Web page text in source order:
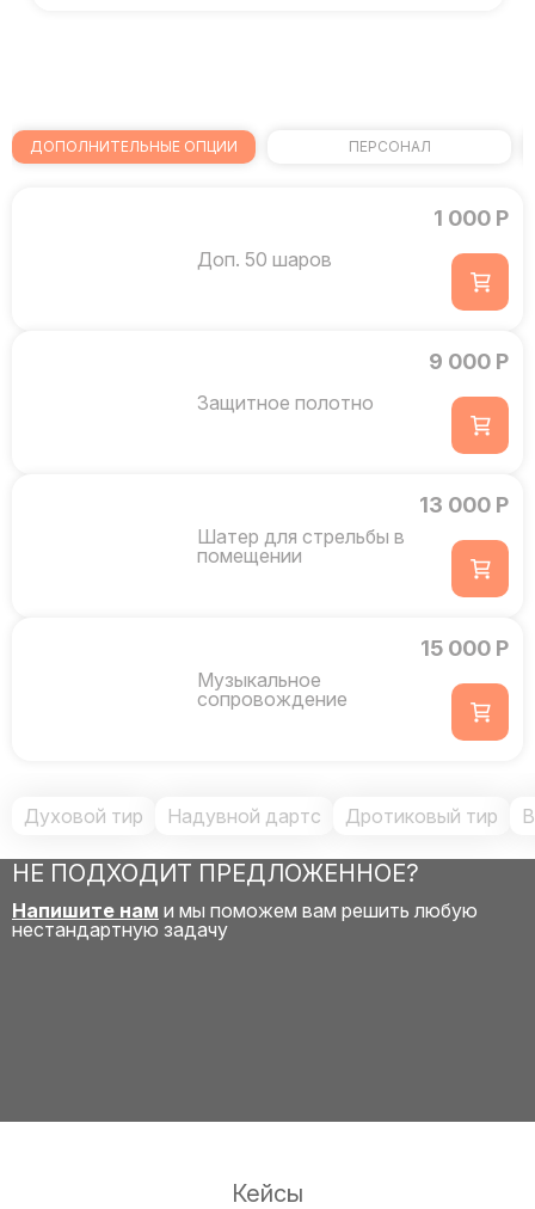
ДОПОЛНИТЕЛЬНЫЕ ОПЦИИ ПЕРСОНАЛ
Доп. 50 шаров
1 000 Р
Защитное полотно
9 000 Р
Шатер для стрельбы в
помещении
13 000 Р
Музыкальное
сопровождение
15 000 Р
Духовой тир Надувной дартс Дротиковый тир
НЕ ПОДХОДИТ ПРЕДЛОЖЕННОЕ?
Напишите нам и мы поможем вам решить любую
нестандартную задачу
Кейсы